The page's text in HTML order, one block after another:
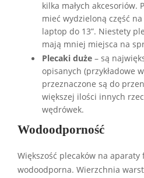
kilka małych akcesoriów.
mieć wydzieloną część
laptop do 13”. Niestety
mają mniej miejsca na
Plecaki duże – są
opisanych (przykładowe
przeznaczone są do
większej ilości innych
wędrówek.
Wodoodporność
Większość plecaków na
wodoodporna. Wierzchnia